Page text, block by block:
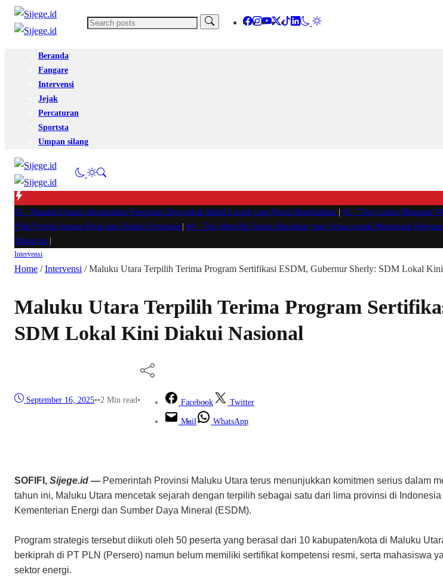
Beranda
Fangare
Intervensi
Jejak
Percaturan
Sportsta
Umpan silang
#1 - Masalah Utama Infrastruktur Pengisian Daya untuk Mobil Listrik yang Perlu Diperhatikan #2 - Tips Cerdas Mengatur
Pilih Produk dengan Bijak dan Hindari Penipuan
#4 - Tips Memilih Sepatu Marathon yang Sesuai untuk Menunjang
Maksimal
Intervensi
Home /Intervensi /Maluku Utara Terpilih Terima Program Sertifikasi ESDM, Gubernur Sherly: SDM Lokal
Maluku Utara Terpilih Terima Program
SDM Lokal Kini Diakui Nasional
September 16, 2025••2 Min read• Facebook Twitter
Mail WhatsApp
SOFIFI, Sijege.id — Pemerintah Provinsi Maluku Utara terus menunjukkan komitmen serius dalam
tahun ini, Maluku Utara mencetak sejarah dengan terpilih sebagai satu dari lima provinsi di
Kementerian Energi dan Sumber Daya Mineral (ESDM).
Program strategis tersebut diikuti oleh 50 peserta yang berasal dari 10 kabupaten/kota di Maluku
berkiprah di PT PLN (Persero) namun belum memiliki sertifikat kompetensi resmi, serta mahasiswa
sektor energi.